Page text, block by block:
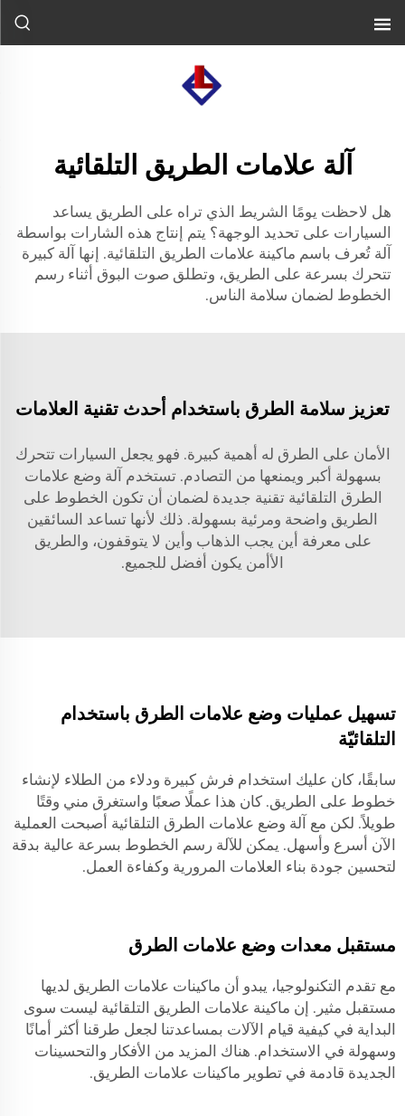
آلة علامات الطريق التلقائية
هل لاحظت يومًا الشريط الذي تراه على الطريق يساعد
السيارات على تحديد الوجهة؟ يتم إنتاج هذه الشارات بواسطة
آلة تُعرف باسم ماكينة علامات الطريق التلقائية. إنها آلة كبيرة
تتحرك بسرعة على الطريق، وتطلق صوت البوق أثناء رسم
الخطوط لضمان سلامة الناس.
تعزيز سلامة الطرق باستخدام أحدث تقنية العلامات
الأمان على الطرق له أهمية كبيرة. فهو يجعل السيارات تتحرك
بسهولة أكبر ويمنعها من التصادم. تستخدم آلة وضع علامات
الطرق التلقائية تقنية جديدة لضمان أن تكون الخطوط على
الطريق واضحة ومرئية بسهولة. ذلك لأنها تساعد السائقين
على معرفة أين يجب الذهاب وأين لا يتوقفون، والطريق
الأأمن يكون أفضل للجميع.
تسهيل عمليات وضع علامات الطرق باستخدام
التلقائيّة
سابقًا، كان عليك استخدام فرش كبيرة ودلاء من الطلاء لإنشاء
خطوط على الطريق. كان هذا عملًا صعبًا واستغرق مني وقتًا
طويلاً. لكن مع آلة وضع علامات الطرق التلقائية أصبحت العملية
الآن أسرع وأسهل. يمكن للآلة رسم الخطوط بسرعة عالية بدقة
لتحسين جودة بناء العلامات المرورية وكفاءة العمل.
مستقبل معدات وضع علامات الطرق
مع تقدم التكنولوجيا، يبدو أن ماكينات علامات الطريق لديها
مستقبل مثير. إن ماكينة علامات الطريق التلقائية ليست سوى
البداية في كيفية قيام الآلات بمساعدتنا لجعل طرقنا أكثر أمانًا
وسهولة في الاستخدام. هناك المزيد من الأفكار والتحسينات
الجديدة قادمة في تطوير ماكينات علامات الطريق.